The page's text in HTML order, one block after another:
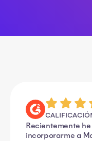
Incorporación sin
confianza con